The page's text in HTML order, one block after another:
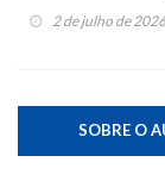
2 de julho de 2026
SOBRE O